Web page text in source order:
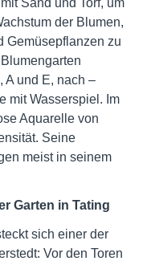
Sand und Torf, um
der Blumen,
Gemüsepflanzen zu
A und E, nach –
mit Wasserspiel. Im
Aquarelle von
Seine
meist in seinem
Garten in Tating
sich einer der
Vor den Toren